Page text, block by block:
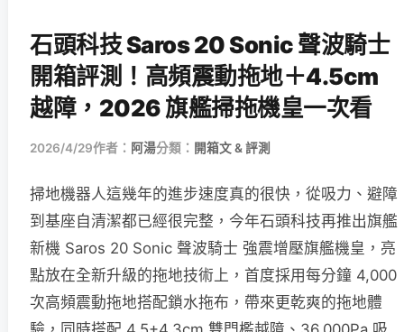
石頭科技 Saros 20 Sonic 聲波騎士
開箱評測！高頻震動拖地＋4.5cm
越障，2026 旗艦掃拖機皇一次看
2026/4/29作者： 阿湯分類： 開箱文 & 評測
掃地機器人這幾年的進步速度真的很快，從吸力、避障
到基座自清潔都已經很完整，今年石頭科技再推出旗艦
新機 Saros 20 Sonic 聲波騎士 強震增壓旗艦機皇，亮
點放在全新升級的拖地技術上，首度採用每分鐘 4,000
次高頻震動拖地搭配鎖水拖布，帶來更乾爽的拖地體